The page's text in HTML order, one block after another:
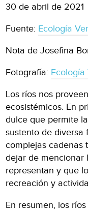
30 de abril de 2021
Fuente: Ecología
Nota de Josefina
Fotografía: Ecología
Los ríos nos
ecosistémicos. En
dulce que permite
sustento de
complejas cadenas
dejar de mencionar
representan y que
recreación y
En resumen, los